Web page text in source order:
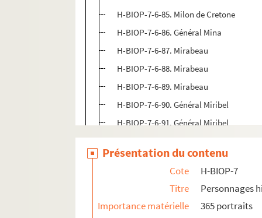
H-BIOP-7-6-85. Milon de Cretone
H-BIOP-7-6-86. Général Mina
H-BIOP-7-6-87. Mirabeau
H-BIOP-7-6-88. Mirabeau
H-BIOP-7-6-89. Mirabeau
H-BIOP-7-6-90. Général Miribel
H-BIOP-7-6-91. Général Miribel
H-BIOP-7-6-92. Mirman
H-BIOP-7-6-93. John Mitchell
H-BIOP-7-6-94. Lieutenant Mizon
H-BIOP-7-6-95. Lieutenant Mizon
H-BIOP-7-6-96. Prince Mohamed Bey
Présentation du contenu
Cote
H-BIOP-7
Titre
Personnages
Importance matérielle
365 portraits